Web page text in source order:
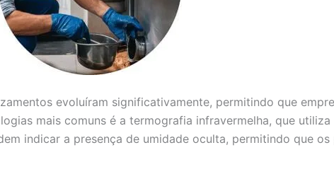
evoluíram significativamente, permitindo que
mais comuns é a termografia infravermelha, que
indicar a presença de umidade oculta, permitindo que